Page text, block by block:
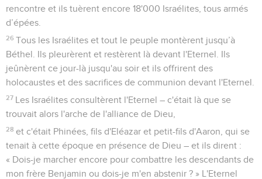
rencontre et ils tuèrent encore 18'000 Israélites, tous armés
d’épées.
26 Tous les Israélites et tout le peuple montèrent jusqu’à
Béthel. Ils pleurèrent et restèrent là devant l'Eternel. Ils
jeûnèrent ce jour-là jusqu'au soir et ils offrirent des
holocaustes et des sacrifices de communion devant l'Eternel.
27 Les Israélites consultèrent l'Eternel – c'était là que se
trouvait alors l'arche de l'alliance de Dieu,
28 et c'était Phinées, fils d'Eléazar et petit-fils d'Aaron, qui se
tenait à cette époque en présence de Dieu – et ils dirent :
« Dois-je marcher encore pour combattre les descendants de
mon frère Benjamin ou dois-je m'en abstenir ? » L'Eternel